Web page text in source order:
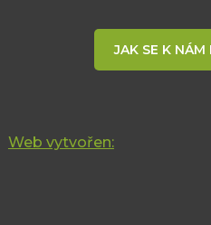
JAK SE K NÁM
Web vytvořen: